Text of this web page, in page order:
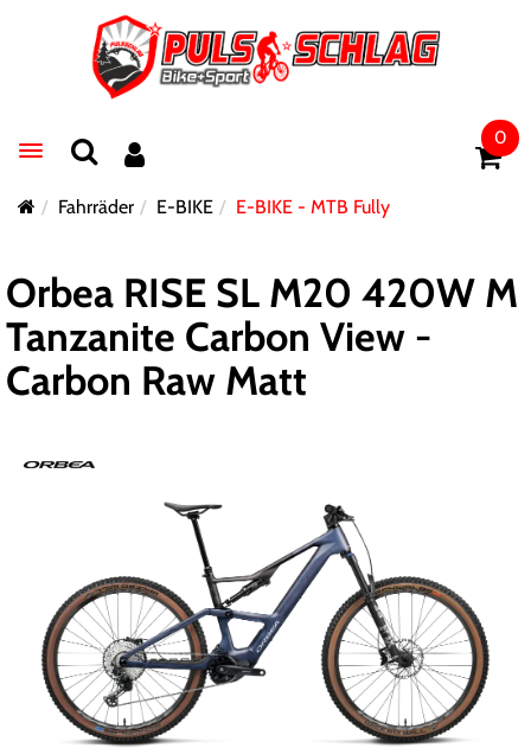
Toggle navigation
0
Fahrräder E-BIKE E-BIKE - MTB Fully
Orbea RISE SL M20 420W M
Tanzanite Carbon View -
Carbon Raw Matt